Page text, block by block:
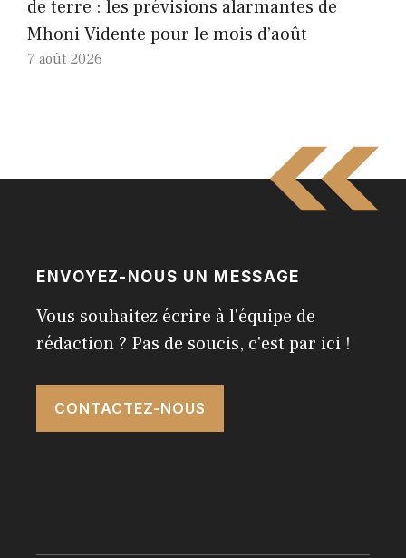
de terre : les prévisions alarmantes de
Mhoni Vidente pour le mois d’août
7 août 2026
ENVOYEZ-NOUS UN MESSAGE
Vous souhaitez écrire à l'équipe de
rédaction ? Pas de soucis, c'est par ici !
CONTACTEZ-NOUS